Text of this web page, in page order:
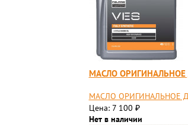
МАСЛО ОРИГИНАЛЬНОЕ
МАСЛО ОРИГИНАЛЬНОЕ
Цена: 7 100 ₽
Нет в наличии